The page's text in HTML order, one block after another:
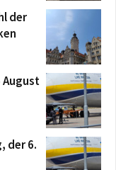
der
August
der 6.